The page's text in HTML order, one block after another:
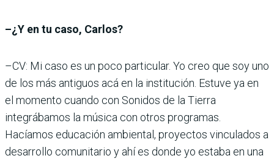
–¿Y en tu caso, Carlos?
–CV: Mi caso es un poco particular. Yo creo que soy uno
de los más antiguos acá en la institución. Estuve ya en
el momento cuando con Sonidos de la Tierra
integrábamos la música con otros programas.
Hacíamos educación ambiental, proyectos vinculados a
desarrollo comunitario y ahí es donde yo estaba en una